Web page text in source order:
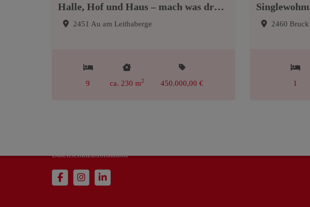
Halle, Hof und Haus – mach was draus!
2451 Au am Leithaberge
9 ca. 230 m2 450.000,00 €
2460
1
Datenschutzinformation